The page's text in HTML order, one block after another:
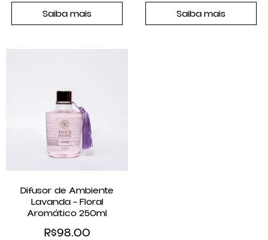
Saiba mais Saiba mais
Difusor de Ambiente
Lavanda – Floral
Aromático 250ml
R$98.00